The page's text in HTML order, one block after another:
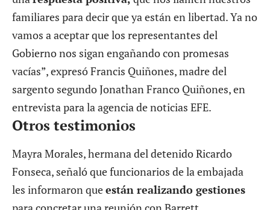
familiares para decir que ya están en libertad. Ya no
vamos a aceptar que los representantes del
Gobierno nos sigan engañando con promesas
vacías”, expresó Francis Quiñones, madre del
sargento segundo Jonathan Franco Quiñones, en
entrevista para la agencia de noticias EFE.
Otros testimonios
Mayra Morales, hermana del detenido Ricardo
Fonseca, señaló que funcionarios de la embajada
les informaron queestán realizando gestiones